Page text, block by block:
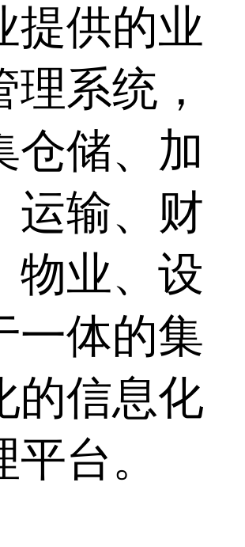
提供的业
理系统，
仓储、加
运输、财
物业、设
一体的集
的信息化
台。